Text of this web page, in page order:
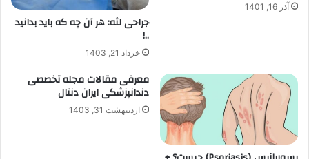
آذر 16, 1401
جراحی لثه: هر آن چه که باید بدانید
..!
خرداد 21, 1403
معرفی مقالات مجله تخصصی
دندانپزشکی ایران دنتال
اردیبهشت 31, 1403